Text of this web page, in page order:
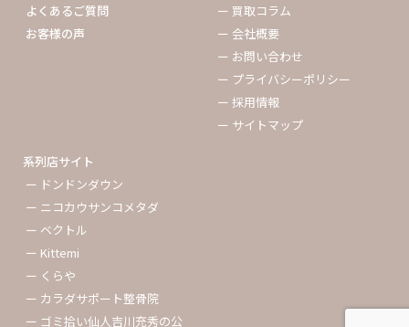
よくあるご質問
お客様の声
ー 買取コラム
ー 会社概要
ー お問い合わせ
ー プライバシーポリシー
ー 採用情報
ー サイトマップ
系列店サイト
ー ドンドンダウン
ー ニコカウサンコメタダ
ー ベクトル
ー Kittemi
ー くらや
ー カラダサポート整骨院
ー ゴミ拾い仙人吉川充秀の公